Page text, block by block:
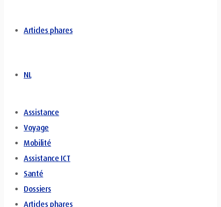
Articles phares
NL
Assistance
Voyage
Mobilité
Assistance ICT
Santé
Dossiers
Articles phares